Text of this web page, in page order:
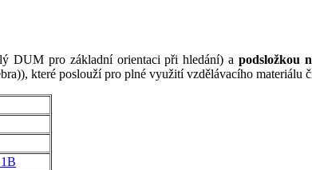
DUM pro základní orientaci při hledání) a podsložkou
které poslouží pro plné využití vzdělávacího materiálu